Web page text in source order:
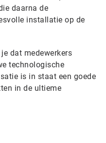
daarna de
installatie op de
dat medewerkers
technologische
is in staat een goede
in de ultieme